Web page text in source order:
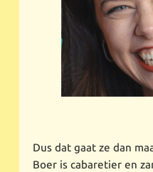
Dus dat gaat ze dan
Boer is cabaretier en